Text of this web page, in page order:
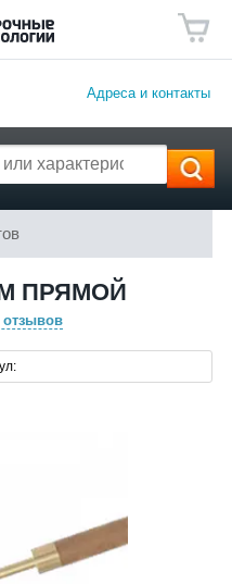
Адреса и контакты
ПРЯМОЙ
отзывов